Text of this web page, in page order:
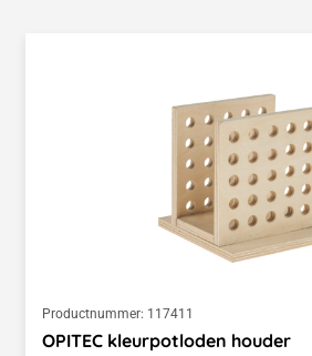
Productnummer: 117411
OPITEC kleurpotloden houder